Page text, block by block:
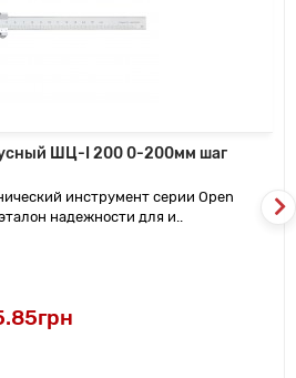
ШЦ-I 200 0-200мм шаг
инструмент серии Open
надежности для и..